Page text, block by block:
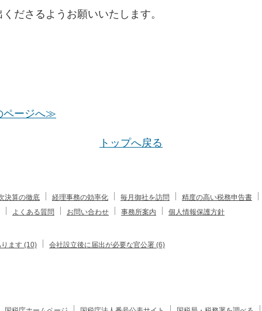
ださるようお願いいたします。
ページへ≫
トップへ戻る
決算の徹底 経理事務の効率化 毎月御社を訪問
精度の高い税務申告書
よくある質問
お問い合わせ 事務所案内 個人情報保護方針
ます (10) 会社設立後に届出が必要な官公署 (6)